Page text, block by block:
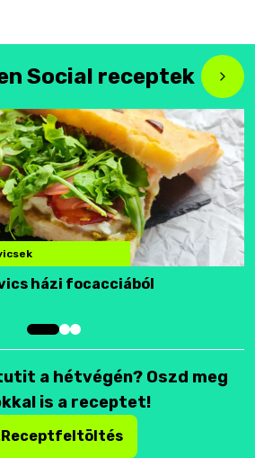
Social receptek
házi focacciából
a hétvégén? Oszd meg
is a receptet!
Receptfeltöltés